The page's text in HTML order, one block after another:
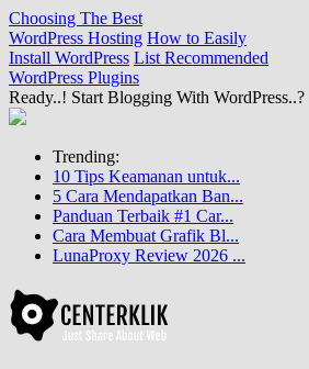
Choosing The Best
WordPress Hosting How to Easily
Install WordPress List Recommended
WordPress Plugins
Ready..! Start Blogging With WordPress..?
Trending:
10 Tips Keamanan untuk...
5 Cara Mendapatkan Ban...
Panduan Terbaik #1 Car...
Cara Membuat Grafik Bl...
LunaProxy Review 2026 ...